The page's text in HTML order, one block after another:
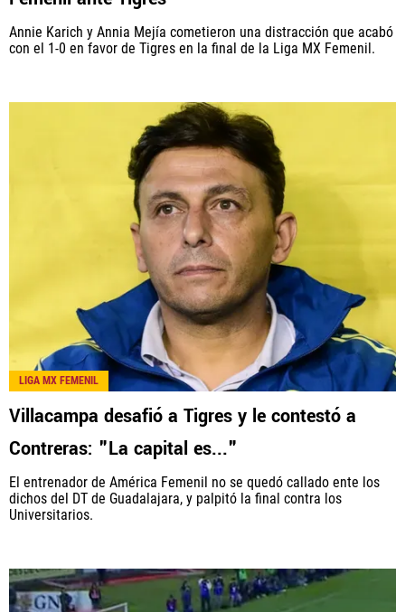
Annie Karich y Annia Mejía cometieron una distracción que acabó
con el 1-0 en favor de Tigres en la final de la Liga MX Femenil.
LIGA MX FEMENIL
Villacampa desafió a Tigres y le contestó a
Contreras: "La capital es..."
El entrenador de América Femenil no se quedó callado ente los
dichos del DT de Guadalajara, y palpitó la final contra los
Universitarios.